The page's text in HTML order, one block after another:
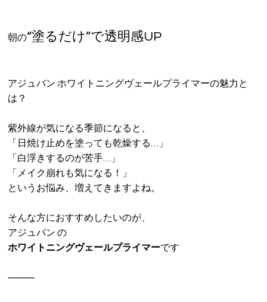
朝の“塗るだけ”で透明感UP
アジュバン ホワイトニングヴェールプライマーの魅力と
は？
紫外線が気になる季節になると、
「日焼け止めを塗っても乾燥する…」
「白浮きするのが苦手…」
「メイク崩れも気になる！」
というお悩み、増えてきますよね。
そんな方におすすめしたいのが、
アジュバン の
ホワイトニングヴェールプライマーです
⸻